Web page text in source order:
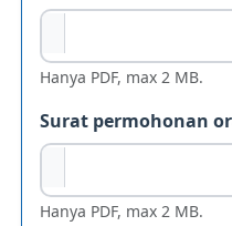
Hanya PDF, max 2 MB.
Surat permohonan
Hanya PDF, max 2 MB.